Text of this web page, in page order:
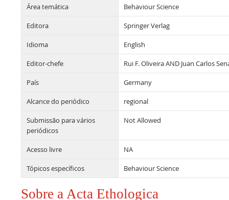
Área temática Behaviour Science
Editora Springer Verlag
Idioma English
Editor-chefe Rui F. Oliveira AND Juan Carlos
País Germany
Alcance do periódico regional
Submissão para vários
periódicos
Not Allowed
Acesso livre NA
Tópicos específicos Behaviour Science
Sobre a Acta Ethologica